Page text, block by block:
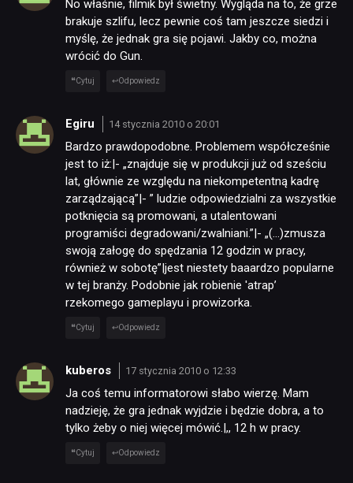
No właśnie, filmik był świetny. Wygląda na to, że grze
brakuje szlifu, lecz pewnie coś tam jeszcze siedzi i
myślę, że jednak gra się pojawi. Jakby co, można
wrócić do Gun.
Cytuj Odpowiedz
Egiru 14 stycznia 2010 o 20:01
Bardzo prawdopodobne. Problemem współcześnie
jest to iż:|- „znajduje się w produkcji już od sześciu
lat, głównie ze względu na niekompetentną kadrę
zarządzającą”|- ” ludzie odpowiedzialni za wszystkie
potknięcia są promowani, a utalentowani
programiści degradowani/zwalniani.”|- „(…)zmusza
swoją załogę do spędzania 12 godzin w pracy,
również w sobotę”|jest niestety baaardzo popularne
w tej branży. Podobnie jak robienie 'atrap’
rzekomego gameplayu i prowizorka.
Cytuj Odpowiedz
kuberos 17 stycznia 2010 o 12:33
Ja coś temu informatorowi słabo wierzę. Mam
nadzieję, że gra jednak wyjdzie i będzie dobra, a to
tylko żeby o niej więcej mówić.|,, 12 h w pracy.
Cytuj Odpowiedz